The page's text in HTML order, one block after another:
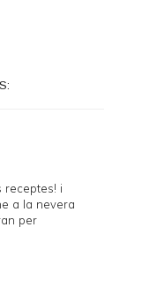
receptes! i
a la nevera
per